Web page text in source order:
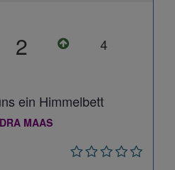
2 4
ein Himmelbett
MAAS